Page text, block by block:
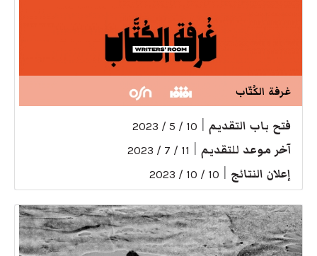
غرفة الكُتّاب
فتح باب التقديم 10 / 5 / 2023
آخر موعد للتقديم 11 / 7 / 2023
إعلان النتائج 10 / 10 / 2023